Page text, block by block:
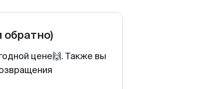
обратно)
цене🙌. Также вы